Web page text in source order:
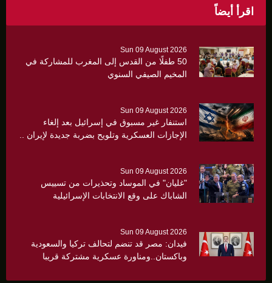
اقرأ أيضاً
Sun 09 August 2026
50 طفلًا من القدس إلى المغرب للمشاركة في
المخيم الصيفي السنوي
Sun 09 August 2026
استنفار غير مسبوق في إسرائيل بعد إلغاء
الإجازات العسكرية وتلويح بضربة جديدة لإيران ..
Sun 09 August 2026
"غليان" في الموساد وتحذيرات من تسييس
الشاباك على وقع الانتخابات الإسرائيلية
Sun 09 August 2026
فيدان: مصر قد تنضم لتحالف تركيا والسعودية
وباكستان..ومناورة عسكرية مشتركة قريبا